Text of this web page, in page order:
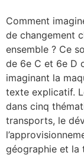
Comment
de changement
ensemble ? Ce
de 6e C et 6e D
imaginant la
texte explicatif.
dans cinq
transports, le
géographie et la